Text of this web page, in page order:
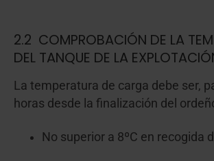
2.2 COMPROBACIÓN DE LA
DEL TANQUE DE LA
La temperatura de carga debe ser,
horas desde la finalización del
No superior a 8ºC en recogida